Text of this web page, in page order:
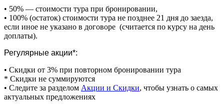
• 50% — стоимости тура при бронировании,
• 100% (остаток) стоимости тура не позднее 21 дня до заезда,
если иное не указано в договоре (считается по курсу на день
доплаты).
Регулярные акции*:
• Скидки от 3% при повторном бронировании тура
* Скидки не суммируются
• Следите за разделом Акции и Скидки, чтобы узнать о самых
актуальных предложениях